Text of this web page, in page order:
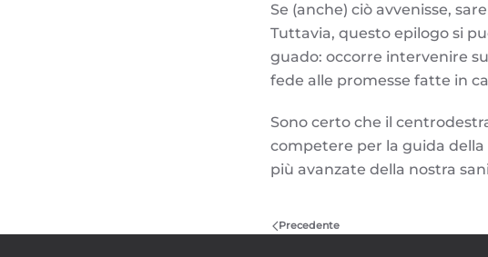
Se (anche) ciò avvenisse,
Tuttavia, questo epilogo si
guado: occorre intervenire
fede alle promesse fatte in
Sono certo che il
competere per la guida della
più avanzate della nostra
Precedente